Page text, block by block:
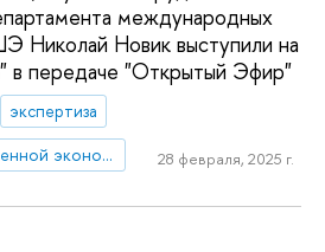
международных
Николай Новик выступили на
в передаче "Открытый Эфир"
экспертиза
Институт мировой военной экономики и стратегии
28 февраля, 2025 г.